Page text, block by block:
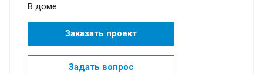
В доме
Заказать проект
Задать вопрос